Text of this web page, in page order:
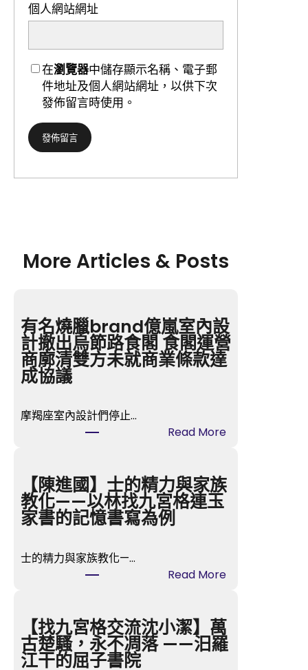
個人網站網址
在瀏覽器中儲存顯示名稱、電子郵
件地址及個人網站網址，以供下次
發佈留言時使用。
More Articles & Posts
有名燒臘brand億嵐室內設
計撤出烏節路食閣 食閣運營
商廓清雙方未就商業條款達
成協議
摩羯座室內設計們停止…
Read More:
燒
臘
內
撤
出
【陳進國】士的精力與家族
教化——以林找九宮格連玉
家書的記憶書寫為例
士的精力與家族教化—…
Read More:
國】
士
的
【找九宮格交流沈小潔】萬
古楚騷，永不凋落 ——汨羅
江干的屈子書院